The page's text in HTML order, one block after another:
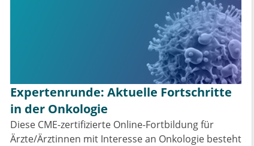
Expertenrunde: Aktuelle Fortschritte
in der Onkologie
Diese CME-zertifizierte Online-Fortbildung für
Ärzte/Ärztinnen mit Interesse an Onkologie besteht